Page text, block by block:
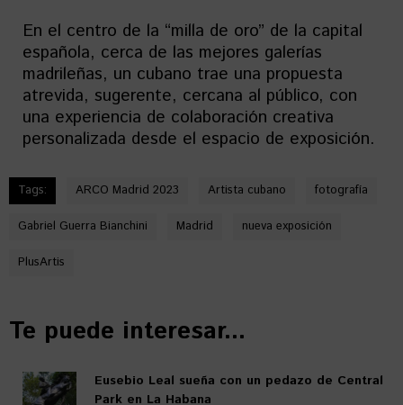
En el centro de la “milla de oro” de la capital
española, cerca de las mejores galerías
madrileñas, un cubano trae una propuesta
atrevida, sugerente, cercana al público, con
una experiencia de colaboración creativa
personalizada desde el espacio de exposición.
Tags: ARCO Madrid 2023 Artista cubano fotografía
Gabriel Guerra Bianchini Madrid nueva exposición
PlusArtis
Te puede interesar...
Eusebio Leal sueña con un pedazo de Central
Park en La Habana